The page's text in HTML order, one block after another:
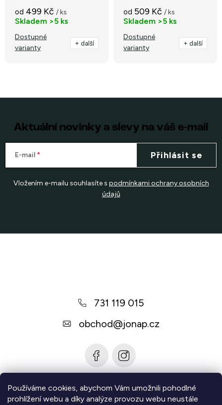
Používáme cookies, abychom Vám umožnili pohodlné
prohlížení webu a díky analýze provozu webu neustále
od 499 Kč / ks
Skladem >5 ks
Dostupné
varianty
+ další
od 509 Kč / ks
Skladem >5 ks
Dostupné
varianty
+ další
v
c
Aktuální novinky a slevy na váš e-mail
E-mail
Vložením e-mailu souhlasíte s podmínkami ochrany osobních
údajů
Přihlásit se
731 119 015
obchod@jonap.cz
Informace pro vás